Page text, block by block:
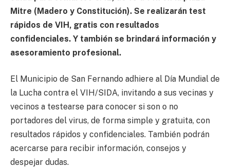
Mitre (Madero y Constitución). Se realizarán test
rápidos de VIH, gratis con resultados
confidenciales. Y también se brindará información y
asesoramiento profesional.
El Municipio de San Fernando adhiere al Día Mundial de
la Lucha contra el VIH/SIDA, invitando a sus vecinas y
vecinos a testearse para conocer si son o no
portadores del virus, de forma simple y gratuita, con
resultados rápidos y confidenciales. También podrán
acercarse para recibir información, consejos y
despejar dudas.